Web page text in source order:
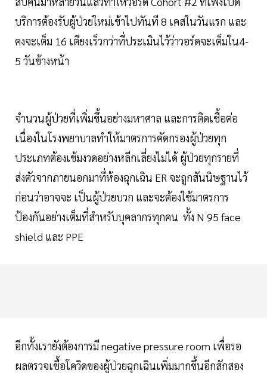
บริการต้องรับผู้ป่วยใหม่เข้าไปทันที 8 เคสในวันแรก และ
คงจะเต็ม 16 เตียงเร็วกว่าที่ประเมินไว้ว่าวอร์ดจะเต็มใน4-
5 วันข้างหน้า
จำนวนผู้ป่วยที่เพิ่มขึ้นอย่างมหาศาล และการติดเชื้อต่อ
เนื่องในโรงพยาบาลทำให้มาตรการคัดกรองผู้ป่วยทุก
ประเภทต้องเข้มงวดอย่างหลีกเลี่ยงไม่ได้ ผู้ป่วยทุกรายที่
ส่งตัวจากภายนอกมาที่ห้องฉุกเฉิน ER จะถูกสันนิษฐานไว้
ก่อนว่าอาจจะ เป็นผู้ป่วยบวก และจะต้องใช้มาตรการ
ป้องกันอย่างเต็มที่สำหรับบุคลากรทุกคน ทั้ง N 95 face
shield และ PPE
อีกทั้งเรายังต้องการมี negative pressure room เพื่อรอ
ผลตรวจเชื้อโควิดของผู้ป่วยฉุกเฉินเพิ่มมากขึ้นอีกสักสอง